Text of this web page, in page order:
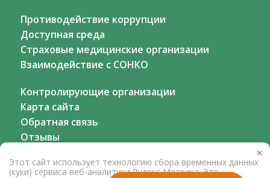
Противодействие коррупции
Доступная среда
Страховые медицинские организации
Взаимодействие с СОНКО
Контролирующие организации
Карта сайта
Обратная связь
Отзывы
×
Этот сайт использует технологию сбора временных данных
(куки) сервиса веб-аналитики Яндекс Метрика. Это